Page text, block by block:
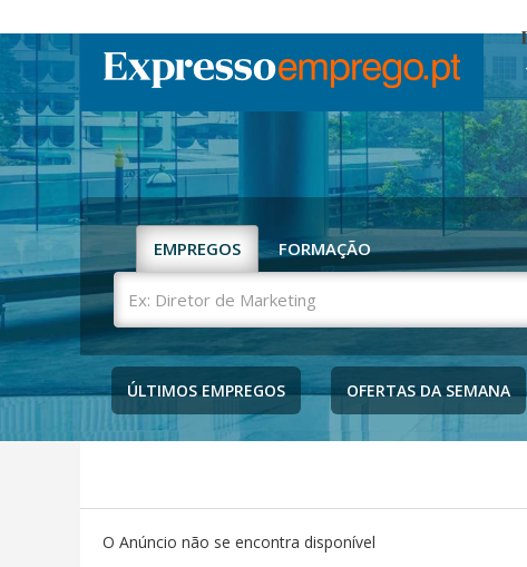
EMPREGOS FORMAÇÃO
Ex:
Diretor
de
ÚLTIMOS EMPREGOS
OFERTAS DA SEMANA
O Anúncio não se encontra disponível